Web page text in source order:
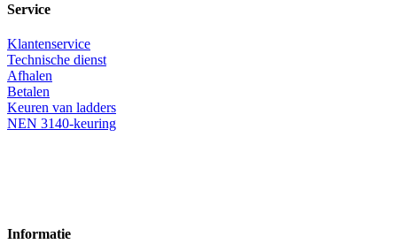
Service
Klantenservice
Technische dienst
Afhalen
Betalen
Keuren van ladders
NEN 3140-keuring
Informatie